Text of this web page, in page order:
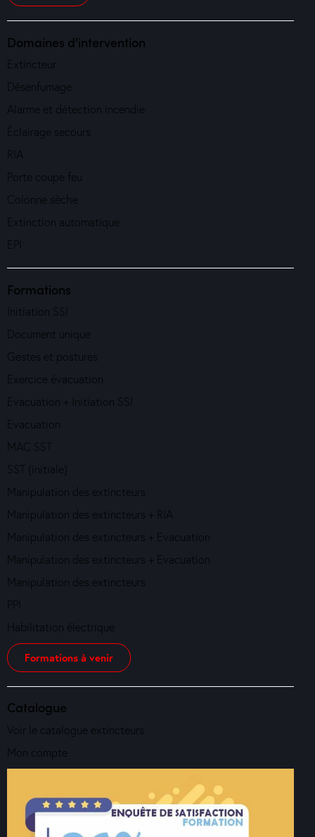
Domaines d'intervention
Extincteur
Désenfumage
Alarme et détection incendie
Éclairage secours
RIA
Porte coupe feu
Colonne sèche
Extinction automatique
EPI
Formations
Initiation SSI
Document unique
Gestes et postures
Exercice évacuation
Evacuation + Initiation SSI
Evacuation
MAC SST
SST (initiale)
Manipulation des extincteurs
Manipulation des extincteurs + RIA
Manipulation des extincteurs + Evacuation
Manipulation des extincteurs + Evacuation
Manipulation des extincteurs
PPI
Habilitation électrique
Formations à venir
Catalogue
Voir le catalogue extincteurs
Mon compte